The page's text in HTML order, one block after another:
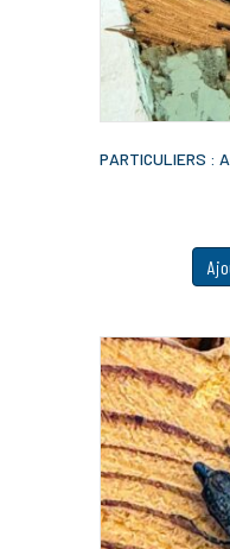
PARTICULIERS :